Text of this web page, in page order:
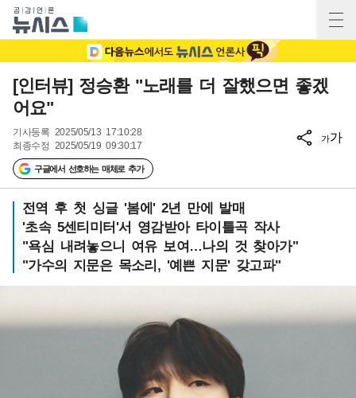
[인터뷰] 정승환 "노래를 더 잘했으면 좋겠
어요"
기사등록 2025/05/13 17:10:28
최종수정 2025/05/19 09:30:17
구글에서 선호하는 매체로 추가
가가
전역 후 첫 싱글 '봄에' 2년 만에 발매
'초속 5센티미터'서 영감받아 타이틀곡 작사
"욕심 내려놓으니 여유 보여…나의 것 찾아가"
"가수의 지문은 목소리, '예쁜 지문' 갖고파"